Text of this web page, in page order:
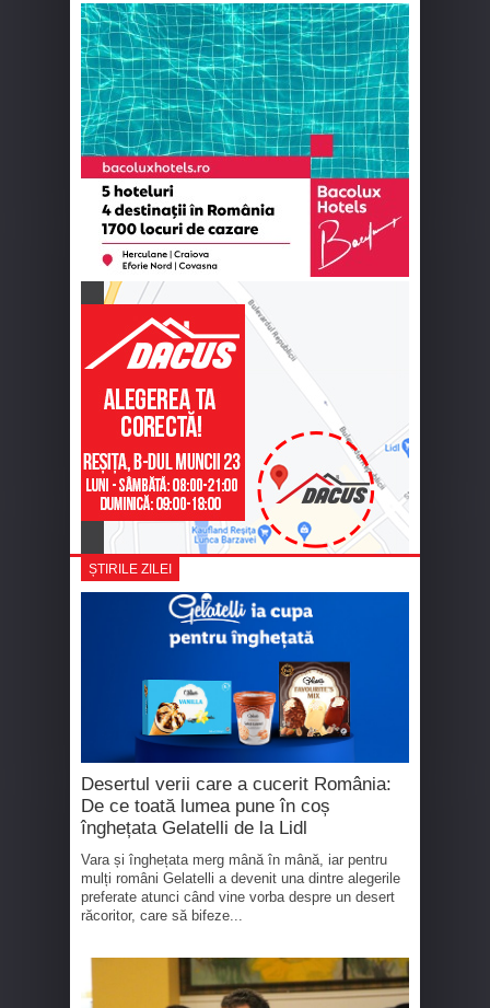
ȘTIRILE ZILEI
Desertul verii care a cucerit România:
De ce toată lumea pune în coș
înghețata Gelatelli de la Lidl
Vara și înghețata merg mână în mână, iar pentru
mulți români Gelatelli a devenit una dintre alegerile
preferate atunci când vine vorba despre un desert
răcoritor, care să bifeze...